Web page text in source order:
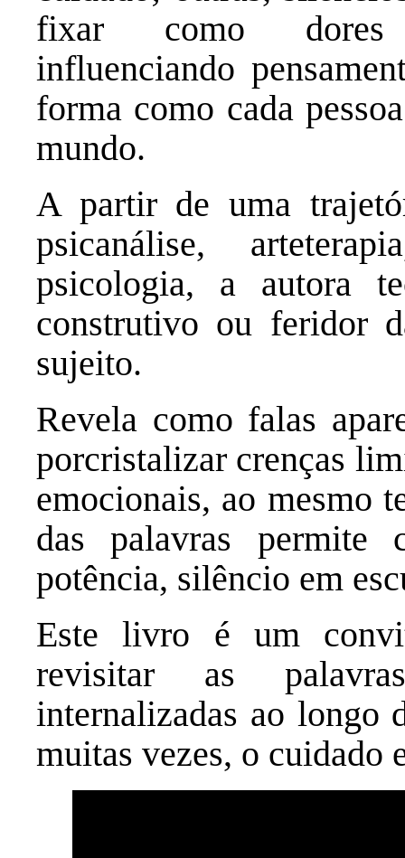
fixar como dores
influenciando
forma como cada
mundo.
A partir de uma
psicanálise,
psicologia, a autora
construtivo ou feridor
sujeito.
Revela como falas
porcristalizar crenças
emocionais, ao mesmo
das palavras permite
potência, silêncio em
Este livro é um
revisitar as
internalizadas ao longo
muitas vezes, o cuidado